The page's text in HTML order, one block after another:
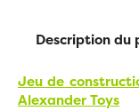
Description du
Jeu de
Alexander Toys